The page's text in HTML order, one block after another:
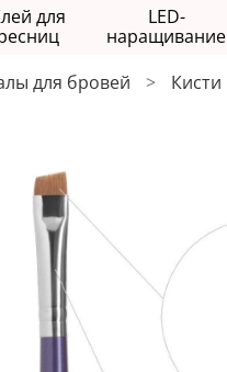
для
LED-
наращивание
для бровей Кисти